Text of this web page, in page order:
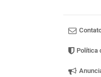
Política